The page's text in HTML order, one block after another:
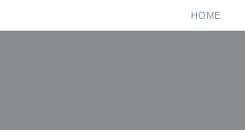
HOME